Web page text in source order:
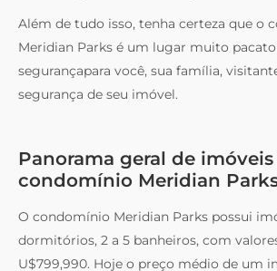
Além de tudo isso, tenha certeza que o
Meridian Parks é um lugar muito
segurançapara você, sua família,
segurança de seu imóvel.
Panorama geral de
condomínio Meridian
O condomínio Meridian Parks possui
dormitórios, 2 a 5 banheiros, com
U$799,990. Hoje o preço médio de um